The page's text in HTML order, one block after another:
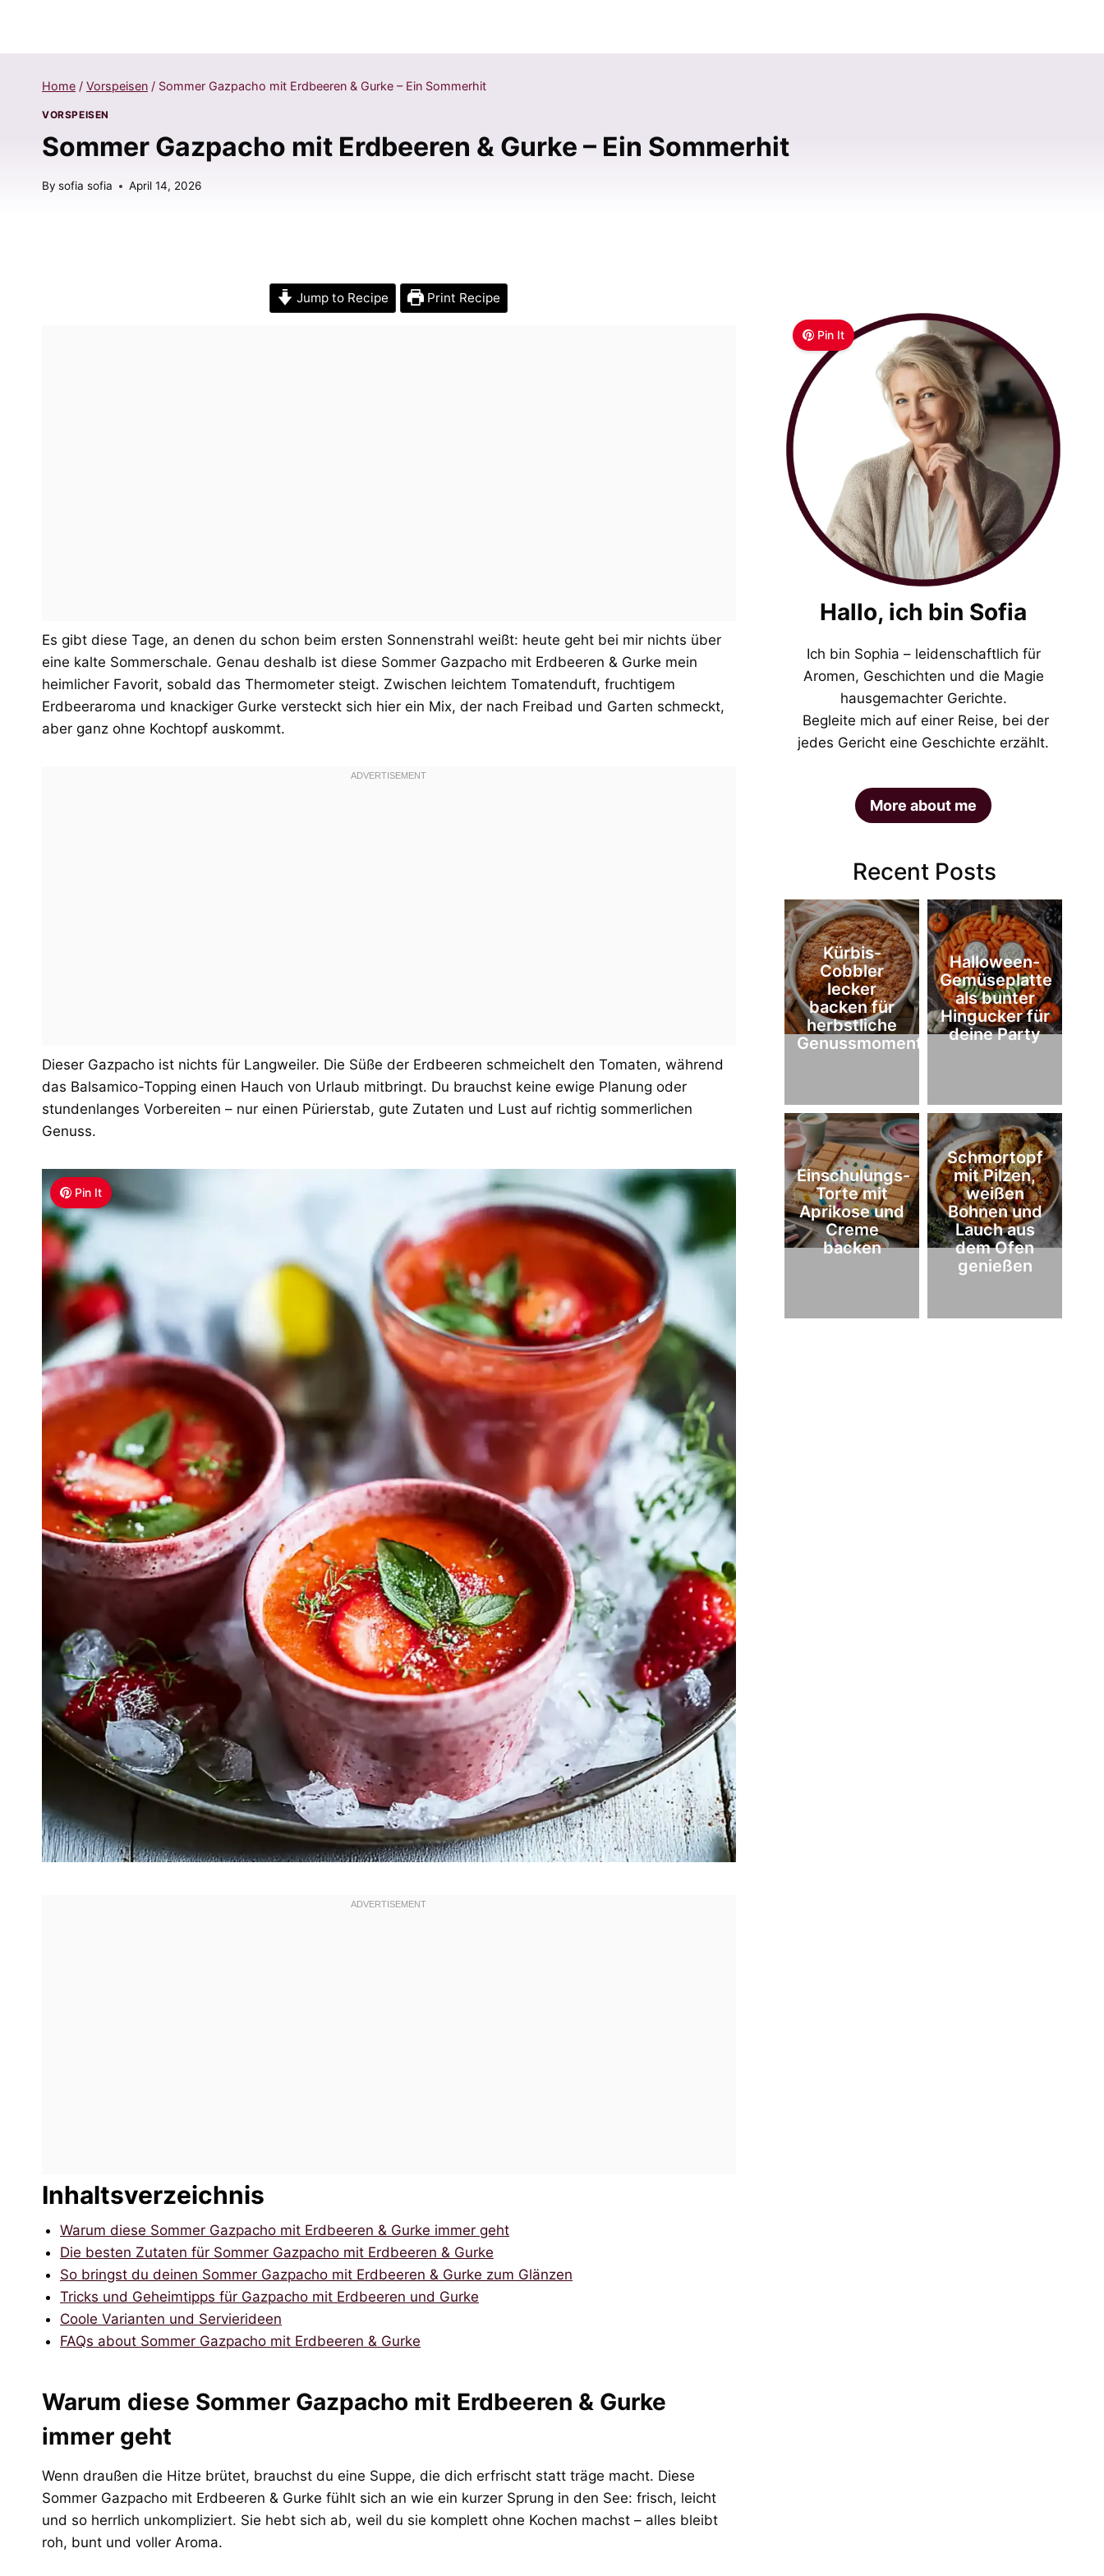
Home / Vorspeisen / Sommer Gazpacho mit Erdbeeren & Gurke – Ein Sommerhit
VORSPEISEN
Sommer Gazpacho mit Erdbeeren & Gurke – Ein Sommerhit
By sofia sofia April 14, 2026
Jump to Recipe Print Recipe
Es gibt diese Tage, an denen du schon beim ersten Sonnenstrahl weißt: heute geht bei mir nichts über
eine kalte Sommerschale. Genau deshalb ist diese Sommer Gazpacho mit Erdbeeren & Gurke mein
heimlicher Favorit, sobald das Thermometer steigt. Zwischen leichtem Tomatenduft, fruchtigem
Erdbeeraroma und knackiger Gurke versteckt sich hier ein Mix, der nach Freibad und Garten schmeckt,
aber ganz ohne Kochtopf auskommt.
Dieser Gazpacho ist nichts für Langweiler. Die Süße der Erdbeeren schmeichelt den Tomaten, während
das Balsamico-Topping einen Hauch von Urlaub mitbringt. Du brauchst keine ewige Planung oder
stundenlanges Vorbereiten – nur einen Pürierstab, gute Zutaten und Lust auf richtig sommerlichen
Genuss.
Pin It
Inhaltsverzeichnis
Warum diese Sommer Gazpacho mit Erdbeeren & Gurke immer geht
Die besten Zutaten für Sommer Gazpacho mit Erdbeeren & Gurke
So bringst du deinen Sommer Gazpacho mit Erdbeeren & Gurke zum Glänzen
Tricks und Geheimtipps für Gazpacho mit Erdbeeren und Gurke
Coole Varianten und Servierideen
FAQs about Sommer Gazpacho mit Erdbeeren & Gurke
Warum diese Sommer Gazpacho mit Erdbeeren & Gurke
immer geht
Wenn draußen die Hitze brütet, brauchst du eine Suppe, die dich erfrischt statt träge macht. Diese
Sommer Gazpacho mit Erdbeeren & Gurke fühlt sich an wie ein kurzer Sprung in den See: frisch, leicht
und so herrlich unkompliziert. Sie hebt sich ab, weil du sie komplett ohne Kochen machst – alles bleibt
roh, bunt und voller Aroma.
Pin It
Hallo, ich bin Sofia
Ich bin Sophia – leidenschaftlich für
Aromen, Geschichten und die Magie
hausgemachter Gerichte.
Begleite mich auf einer Reise, bei der
jedes Gericht eine Geschichte erzählt.
More about me
Recent Posts
Kürbis-
Cobbler
lecker
backen für
herbstliche
Genussmomente
Halloween-
Gemüseplatte
als bunter
Hingucker für
deine Party
Einschulungs-
Torte mit
Aprikose und
Creme
backen
Schmortopf
mit Pilzen,
weißen
Bohnen und
Lauch aus
dem Ofen
genießen